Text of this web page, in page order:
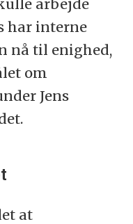
arbejde
har interne
nå til enighed,
om
Jens
at